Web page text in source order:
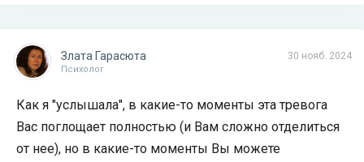
30 нояб. 2024
Злата Гарасюта
Психолог
Как я "услышала", в какие-то моменты эта тревога
Вас поглощает полностью (и Вам сложно отделиться
от нее), но в какие-то моменты Вы можете